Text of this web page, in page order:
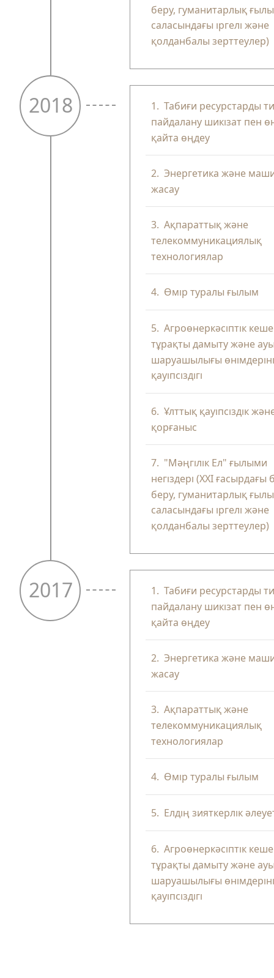
беру, гуманитарлық
саласындағы іргелі және
қолданбалы зерттеулер)
2018 1.Табиғи ресурстарды
пайдалану шикізат пен
қайта өңдеу
2.Энергетика және
жасау
3.Ақпараттық және
телекоммуникациялық
технологиялар
4. Өмір туралы ғылым
5.Агроөнеркәсіптік
тұрақты дамыту және
шаруашылығы
қауіпсіздігі
6.Ұлттық қауіпсіздік
қорғаныс
7. "Мәңгілік Ел" ғылыми
негіздері (XXI ғасырдағы
беру, гуманитарлық
саласындағы іргелі және
қолданбалы зерттеулер)
2017 1.Табиғи ресурстарды
пайдалану шикізат пен
қайта өңдеу
2.Энергетика және
жасау
3.Ақпараттық және
телекоммуникациялық
технологиялар
4. Өмір туралы ғылым
5. Елдің зияткерлік
6.Агроөнеркәсіптік
тұрақты дамыту және
шаруашылығы
қауіпсіздігі